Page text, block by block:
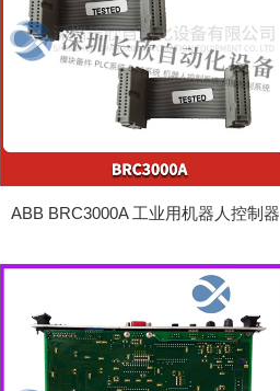
ABB BRC3000A 工业用机器人控制器